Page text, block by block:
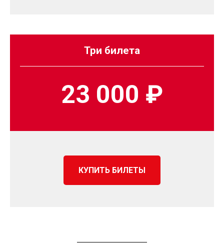
Три билета
23 000 ₽
КУПИТЬ БИЛЕТЫ